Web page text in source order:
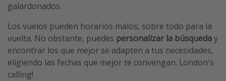
galardonados.
Los vuelos pueden horarios malos, sobre todo para la
vuelta. No obstante, puedes personalizar la búsqueday
encontrar los que mejor se adapten a tus necesidades,
eligiendo las fechas que mejor te convengan. London's
calling!